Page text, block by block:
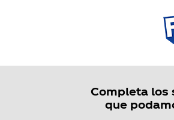
Completa los
que